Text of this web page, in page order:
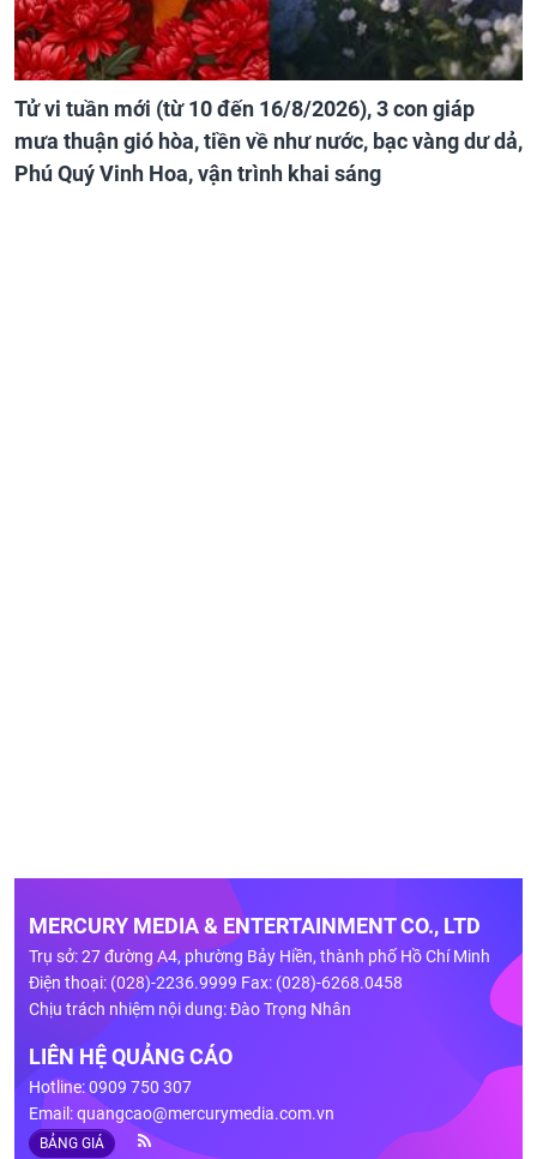
Tử vi tuần mới (từ 10 đến 16/8/2026), 3 con giáp
mưa thuận gió hòa, tiền về như nước, bạc vàng dư dả,
Phú Quý Vinh Hoa, vận trình khai sáng
MERCURY MEDIA & ENTERTAINMENT CO., LTD
Trụ sở: 27 đường A4, phường Bảy Hiền, thành phố Hồ Chí Minh
Điện thoại: (028)-2236.9999 Fax: (028)-6268.0458
Chịu trách nhiệm nội dung: Đào Trọng Nhân
LIÊN HỆ QUẢNG CÁO
Hotline: 0909 750 307
Email:quangcao@mercurymedia.com.vn
BẢNG GIÁ